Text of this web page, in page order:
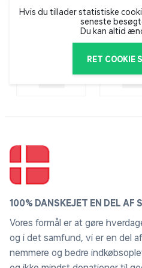
Huma Nordic topmadrassen
latexskum, der med sine
særdeles god åndbarhed og
egenskaber. Derudover er
trykaflastende og støttende
kroppen.
nordiske boligindretning.
minimum 3 døgn før
De 5 komfortzoner
Hvis du tillader statistiske
seneste
Du kan altid
RET COOKIE
100% DANSKEJET EN DEL AF
Vores formål er at gøre
og i det samfund, vi er en del
nemmere og bedre